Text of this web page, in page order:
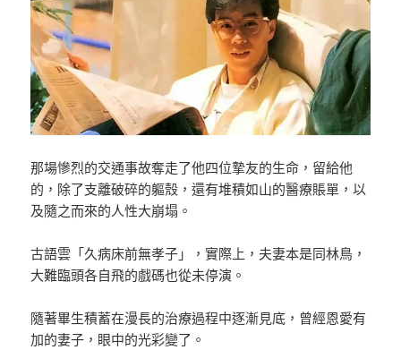
那場慘烈的交通事故奪走了他四位摯友的生命，留給他
的，除了支離破碎的軀殼，還有堆積如山的醫療賬單，以
及隨之而來的人性大崩塌。
古語雲「久病床前無孝子」，實際上，夫妻本是同林鳥，
大難臨頭各自飛的戲碼也從未停演。
隨著畢生積蓄在漫長的治療過程中逐漸見底，曾經恩愛有
加的妻子，眼中的光彩變了。